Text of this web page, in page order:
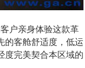
户亲身体验这款革
的客舱舒适度，低运
度完美契合本区域的